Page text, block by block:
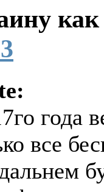
как
года
все